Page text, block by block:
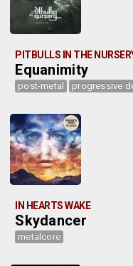
PITBULLS IN THE
Equanimity
post-metal progressive
IN HEARTS WAKE
Skydancer
metalcore